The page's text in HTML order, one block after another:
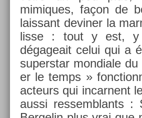
mimiques, façon de
lais­sant de­vin­er la
lisse : tout y est, y
dégageait celui qui a
super­star mon­diale
er le temps »
ac­teurs qui in­car­nent
aussi re­ssemblants :